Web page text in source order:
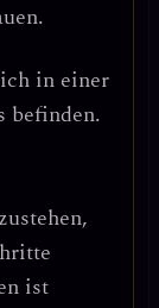
in einer
befinden.
ist